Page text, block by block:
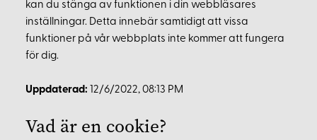
kan du stänga av funktionen i din webbläsares
inställningar. Detta innebär samtidigt att vissa
funktioner på vår webbplats inte kommer att fungera
för dig.
Uppdaterad: 12/6/2022, 08:13 PM
Vad är en cookie?